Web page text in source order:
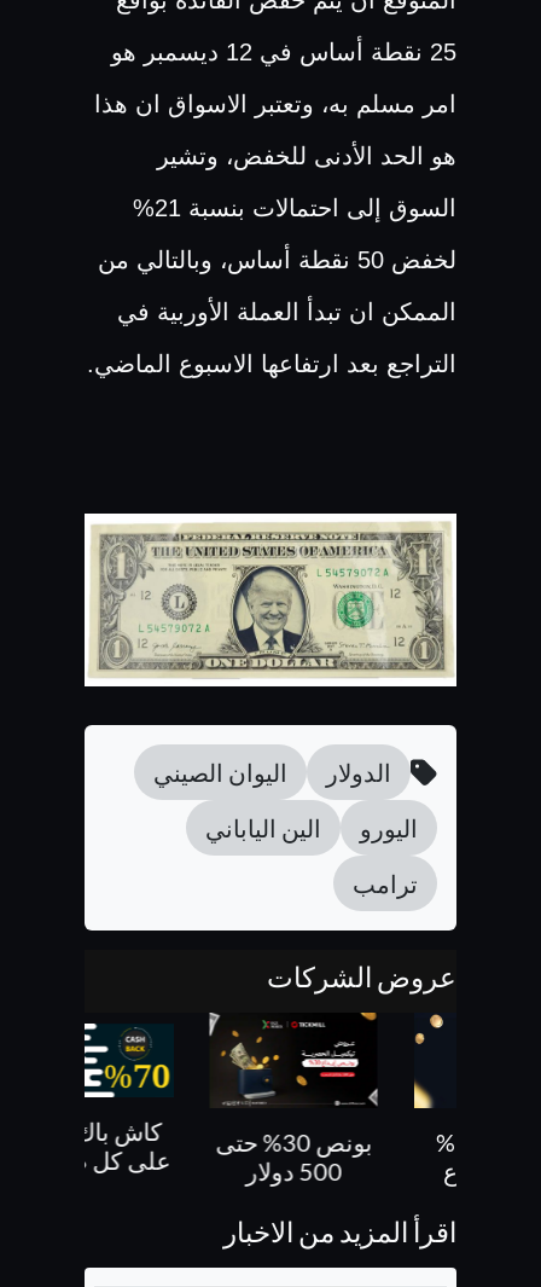
25 نقطة أساس في 12 ديسمبر هو
امر مسلم به، وتعتبر الاسواق ان هذا
هو الحد الأدنى للخفض، وتشير
السوق إلى احتمالات بنسبة 21%
لخفض 50 نقطة أساس، وبالتالي من
الممكن ان تبدأ العملة الأوربية في
التراجع بعد ارتفاعها الاسبوع الماضي.
الدولار
اليوان الصيني
اليورو
الين الياباني
ترامب
عروض الشركات
بونص 30% حتى
على كل صفقاتك
الايداع
اقرأ المزيد من الاخبار